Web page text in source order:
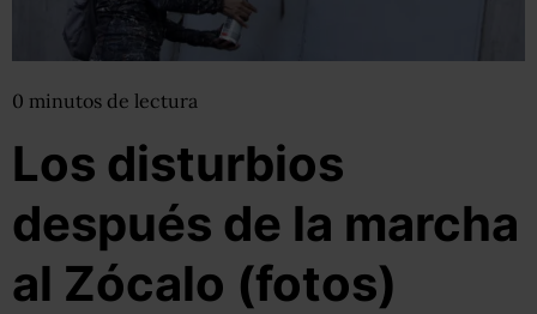
0 minutos de lectura
Los disturbios
después de la marcha
al Zócalo (fotos)